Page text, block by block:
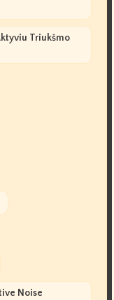
Triukšmo
Noise